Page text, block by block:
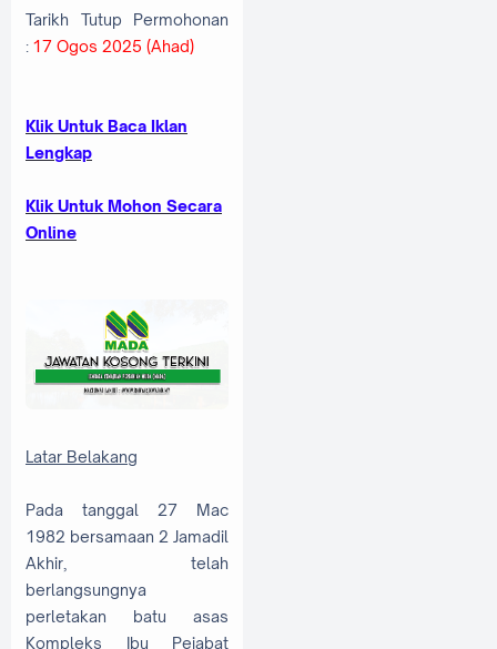
Tarikh Tutup Permohonan
: 17 Ogos 2025 (Ahad)
Klik Untuk Baca Iklan
Lengkap
Klik Untuk Mohon Secara
Online
Latar Belakang
Pada tanggal 27 Mac
1982 bersamaan 2 Jamadil
Akhir, telah
berlangsungnya
perletakan batu asas
Kompleks Ibu Pejabat